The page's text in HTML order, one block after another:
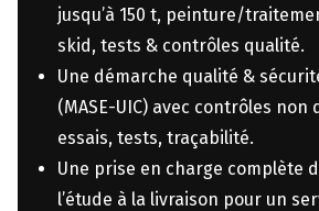
jusqu’à 150 t, peinture/
skid, tests & contrôles qualité.
Une démarche qualité &
(MASE-UIC) avec contrôles non
essais, tests, traçabilité.
Une prise en charge complète
l’étude à la livraison pour un